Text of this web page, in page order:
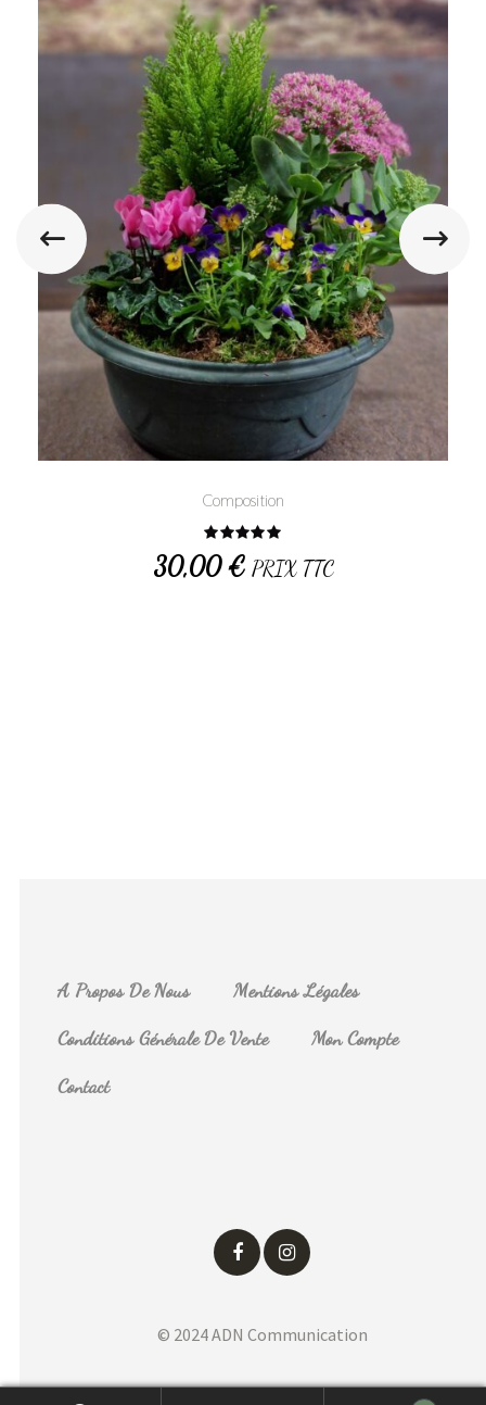
Composition
Note
sur 5
30,00€ PRIX TTC
A Propos De Nous
Mentions Légales
Conditions Générale De Vente
Mon Compte
Contact
© 2024 ADN Communication